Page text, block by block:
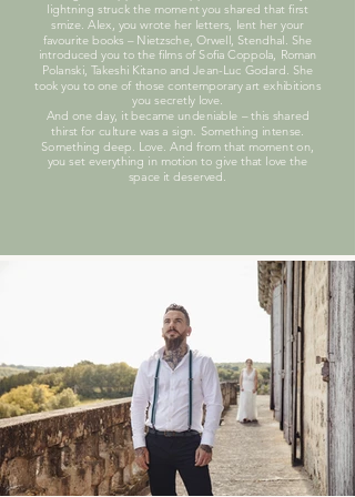
lightning struck the moment you shared that first
smize. Alex, you wrote her letters, lent her your
favourite books – Nietzsche, Orwell, Stendhal. She
introduced you to the films of Sofia Coppola, Roman
Polanski, Takeshi Kitano and Jean-Luc Godard. She
took you to one of those contemporary art exhibitions
you secretly love.
And one day, it became undeniable – this shared
thirst for culture was a sign. Something intense.
Something deep. Love. And from that moment on,
you set everything in motion to give that love the
space it deserved.